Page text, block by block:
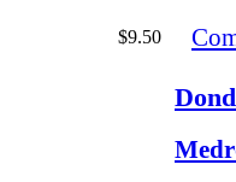
$9.50